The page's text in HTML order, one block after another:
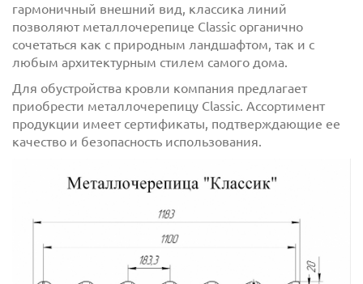
гармоничный внешний вид, классика линий
позволяют металлочерепице Classic органично
сочетаться как с природным ландшафтом, так и с
любым архитектурным стилем самого дома.
Для обустройства кровли компания предлагает
приобрести металлочерепицу Classic. Ассортимент
продукции имеет сертификаты, подтверждающие ее
качество и безопасность использования.